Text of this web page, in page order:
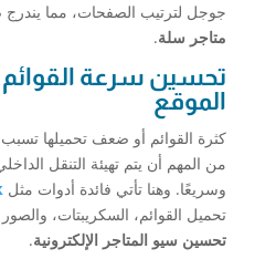
جوجل لترتيب الصفحات، مما يندرج
متاجر سلة.
تحسين سرعة القوائم
الموقع
كثرة القوائم أو ضعف تحميلها
من المهم أن يتم تهيئة التنقل
وسريعًا. وهنا تأتي فائدة أدوات مثل
تحميل القوائم، السكريبتات،
تحسين سيو المتاجر الإلكترونية.